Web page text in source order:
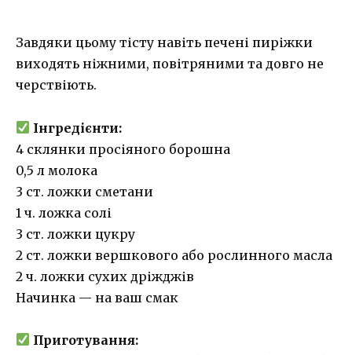
Завдяки цьому тісту навіть печені пиріжки
виходять ніжними, повітряними та довго не
черствіють.
Інгредієнти:
4 склянки просіяного борошна
0,5 л молока
3 ст. ложки сметани
1 ч. ложка солі
3 ст. ложки цукру
2 ст. ложки вершкового або рослинного масла
2 ч. ложки сухих дріжджів
Начинка — на ваш смак
Приготування: